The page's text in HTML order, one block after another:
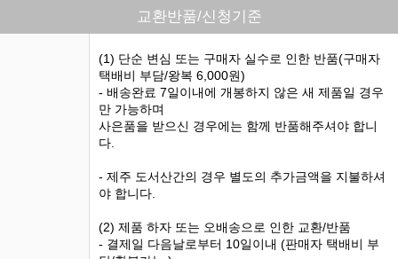
교환반품/신청기준
(1) 단순 변심 또는 구매자 실수로 인한 반품(구매자
택배비 부담/왕복 6,000원)
- 배송완료 7일이내에 개봉하지 않은 새 제품일 경우
만 가능하며
사은품을 받으신 경우에는 함께 반품해주셔야 합니
다.
- 제주 도서산간의 경우 별도의 추가금액을 지불하셔
야 합니다.
(2) 제품 하자 또는 오배송으로 인한 교환/반품
- 결제일 다음날로부터 10일이내 (판매자 택배비 부